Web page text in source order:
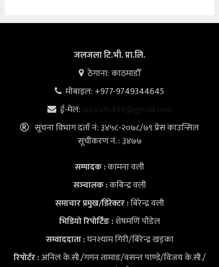
जलजला टि.भी. प्रा.लि.
ठेगाना: काठमाडौँ
मोबाइल: +977-9749344645
ई-मेल: jaljalatv456@gmail.com
सूचना विभाग दर्ता नं: ३४५८-२०७८/७९ प्रेस काउन्सिल
सूचीकरण नं. : ३४७७
सम्पादक :कामना वली
सञ्‍चालक :कबिन्द्र वली
समाचार प्रमुख/डिरेक्टर :बिरेन्द्र वली
भिडियोरिपोर्टिङ :शेषमणि पौडेल
सम्वाददाता :घनश्याम गिरी/बिरेन्द्र खड्का
रिपोर्टर :अनिल के.सी./गगन तामाङ/वसन्त पाण्डे/विजय के.सी./